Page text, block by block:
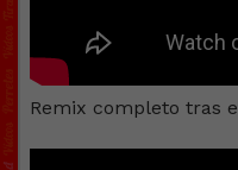
Remix completo tras